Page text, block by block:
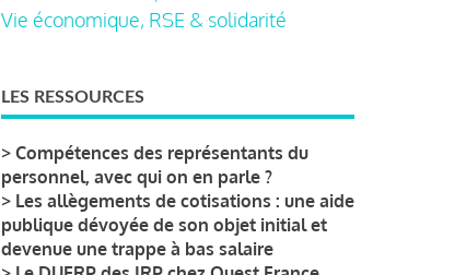
Vie économique, RSE & solidarité
LES RESSOURCES
> Compétences des représentants du
personnel, avec qui on en parle ?
> Les allègements de cotisations : une aide
publique dévoyée de son objet initial et
devenue une trappe à bas salaire